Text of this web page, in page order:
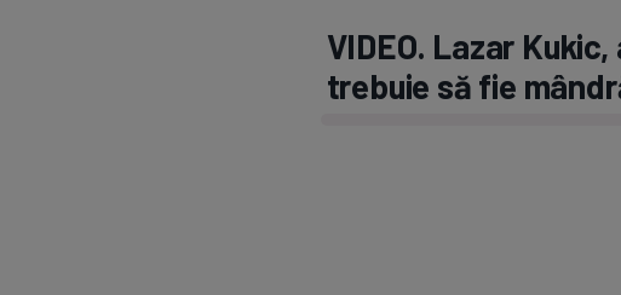
VIDEO. Lazar
trebuie să fie